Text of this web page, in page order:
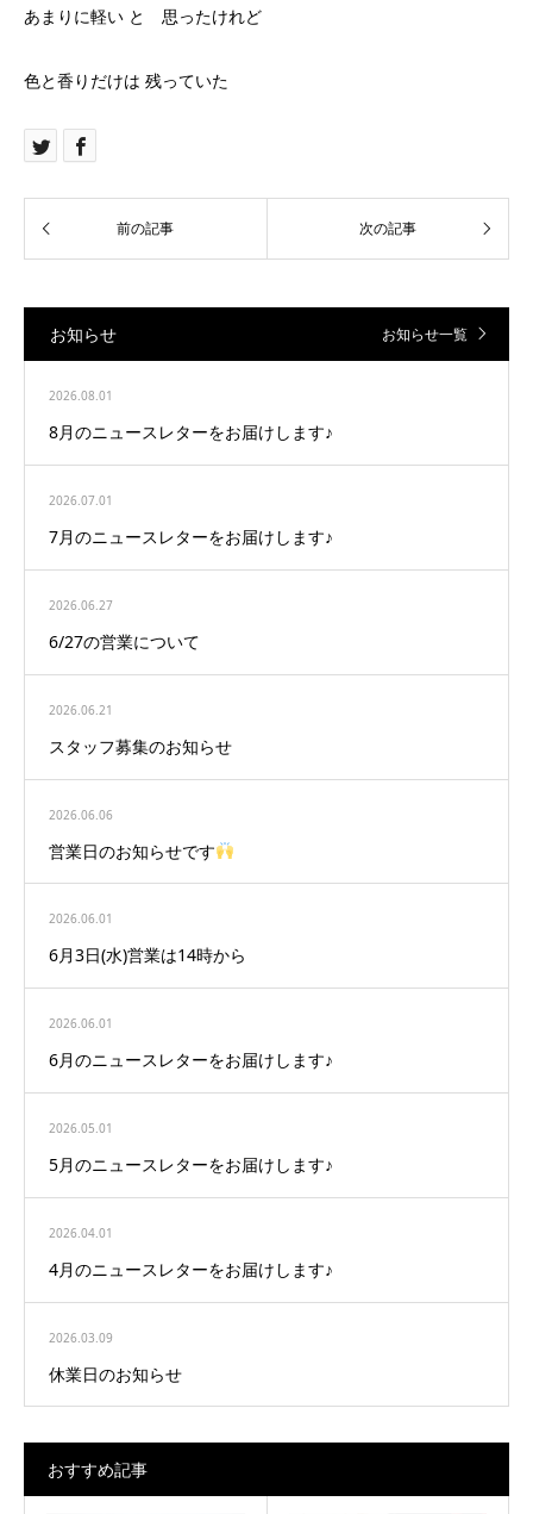
あまりに軽い と 思ったけれど
色と香りだけは 残っていた
お知らせ お知らせ一覧
2026.08.01
8月のニュースレターをお届けします♪
2026.07.01
7月のニュースレターをお届けします♪
2026.06.27
6/27の営業について
2026.06.21
スタッフ募集のお知らせ
2026.06.06
営業日のお知らせです
2026.06.01
6月3日(水)営業は14時から
2026.06.01
6月のニュースレターをお届けします♪
2026.05.01
5月のニュースレターをお届けします♪
2026.04.01
4月のニュースレターをお届けします♪
2026.03.09
休業日のお知らせ
おすすめ記事